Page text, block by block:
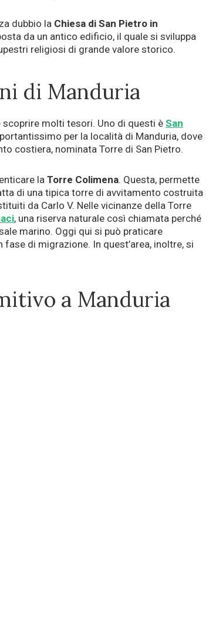
dubbio la Chiesa di San Pietro in
da un antico edificio, il quale si sviluppa
religiosi di grande valore storico.
di Manduria
scoprire molti tesori. Uno di questi è San
per la località di Manduria, dove
costiera, nominata Torre di San Pietro.
la Torre Colimena. Questa, permette
di una tipica torre di avvitamento costruita
da Carlo V. Nelle vicinanze della Torre
, una riserva naturale così chiamata perché
marino. Oggi qui si può praticare
fase di migrazione. In quest’area, inoltre, si
a Manduria